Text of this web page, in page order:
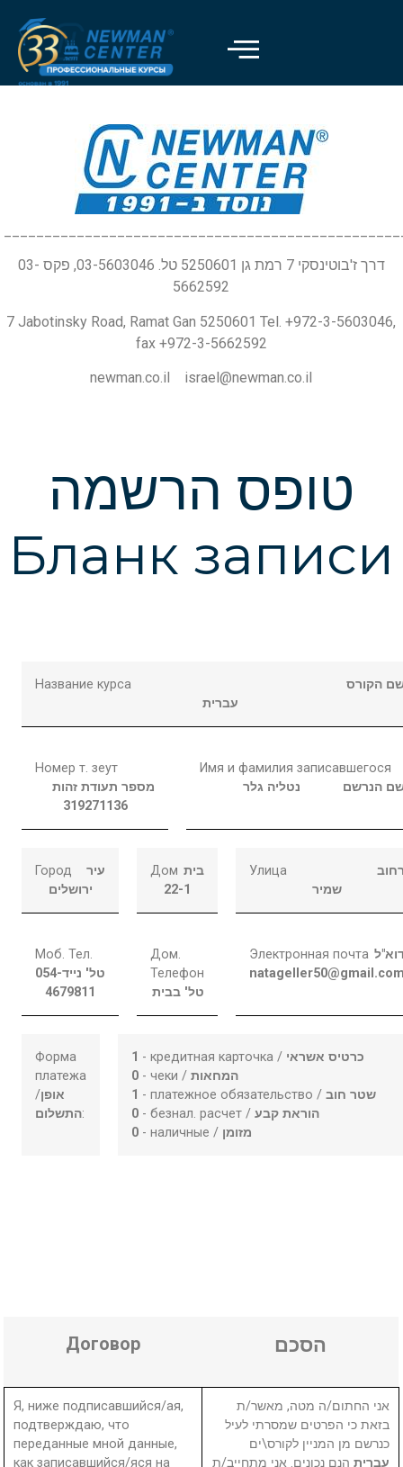
דרך ז'בוטינסקי 7 רמת גן 5250601 טל. 03-5603046, פקס 03-
5662592
7 Jabotinsky Road, Ramat Gan 5250601 Tel. +972-3-5603046,
fax +972-3-5662592
newman.co.il israel@newman.co.il
טופס הרשמה
Бланк записи
Название курса
הקורס
עברית
Номер т. зеут
מספר תעודת זהות
319271136
Имя и фамилия записавшегося
הנרשם
נטליה גלר
Город
עיר
ירושלים
Дом בית
22-1
Улица
שמיר
Моб. Тел.
טל' נייד054-
4679811
Дом.
Телефон
טל' בבית
Электронная почта
Форма
платежа
/אופן
התשלום:
1 - кредитная карточка / כרטיס אשראי
0 - чеки /המחאות
1 - платежное обязательство /שטר חוב
0 - безнал. расчет /הוראת קבע
0 - наличные / מזומן
Договор הסכם
Я, ниже подписавшийся/ая,
подтверждаю, что
переданные мной данные,
как записавшийся/яся на
אני החתום/ה מטה, מאשר/ת
בזאת כי הפרטים שמסרתי לעיל
כנרשם מן המניין לקורס\ים
עברית הנם נכונים. אני מתחייב/ת